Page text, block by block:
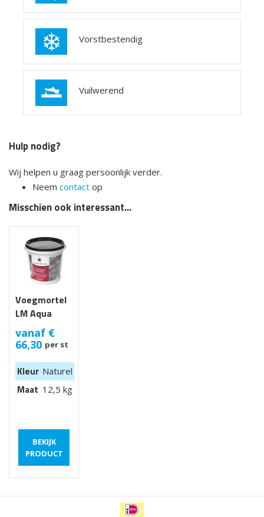
Vorstbestendig
Vuilwerend
Hulp nodig?
Wij helpen u graag persoonlijk verder.
Neem contact op
Misschien ook interessant...
Voegmortel
LM Aqua
(kant-en-
klare
voegmortel)
vanaf €
66,30 per st
Kleur Naturel
Maat 12,5 kg
BEKIJK
PRODUCT